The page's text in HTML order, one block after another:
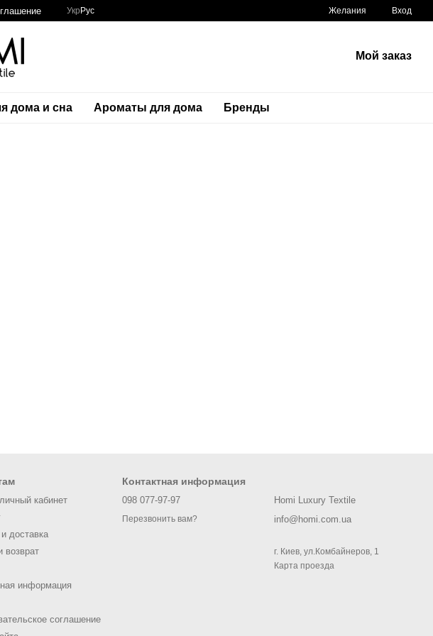
Укр Рус Желания Вход
Мой заказ
дома и сна Ароматы для дома Бренды
кабинет
доставка
возврат
информация
соглашение
Контактная информация
098 077-97-97
Перезвонить вам?
Homi Luxury Textile
info@homi.com.ua
г. Киев, ул.Комбайнеров, 1
Карта проезда